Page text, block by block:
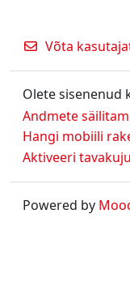
Võta
Olete sisenenud
Andmete
Hangi mobiili
Aktiveeri
Powered by